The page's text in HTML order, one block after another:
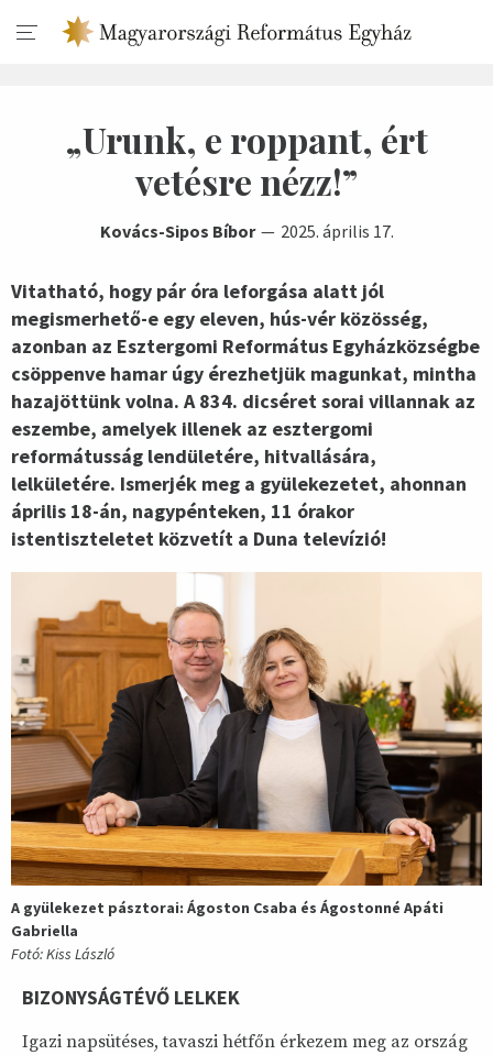
„Urunk, e roppant, ért
vetésre nézz!”
Kovács-Sipos Bíbor 2025. április 17.
Vitatható, hogy pár óra leforgása alatt jól
megismerhető-e egy eleven, hús-vér közösség,
azonban az Esztergomi Református Egyházközségbe
csöppenve hamar úgy érezhetjük magunkat, mintha
hazajöttünk volna. A 834. dicséret sorai villannak az
eszembe, amelyek illenek az esztergomi
reformátusság lendületére, hitvallására,
lelkületére. Ismerjék meg a gyülekezetet, ahonnan
április 18-án, nagypénteken, 11 órakor
istentiszteletet közvetít a Duna televízió!
A gyülekezet pásztorai: Ágoston Csaba és Ágostonné Apáti
Gabriella
Fotó: Kiss László
BIZONYSÁGTÉVŐ LELKEK
Igazi napsütéses, tavaszi hétfőn érkezem meg az ország